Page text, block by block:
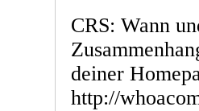
CRS: Wann
deiner
http://